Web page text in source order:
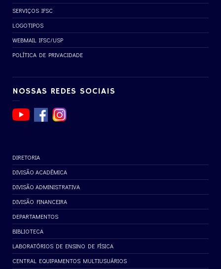
SERVIÇOS IFSC
LOGOTIPOS
WEBMAIL IFSC/USP
POLÍTICA DE PRIVACIDADE
NOSSAS REDES SOCIAIS
DIRETORIA
DIVISÃO ACADÊMICA
DIVISÃO ADMINISTRATIVA
DIVISÃO FINANCEIRA
DEPARTAMENTOS
BIBLIOTECA
LABORATÓRIOS DE ENSINO DE FÍSICA
CENTRAL EQUIPAMENTOS MULTIUSUÁRIOS